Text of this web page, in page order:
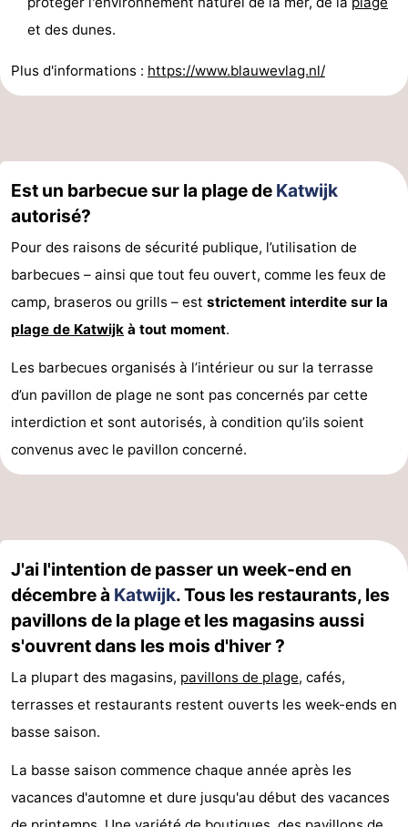
et des dunes.
Plus d'informations : https://www.blauwevlag.nl/
Est un barbecue sur la plage de Katwijk
autorisé?
Pour des raisons de sécurité publique, l’utilisation de
barbecues – ainsi que tout feu ouvert, comme les feux de
camp, braseros ou grills – est strictement interdite sur la
plage de Katwijk à tout moment.
Les barbecues organisés à l’intérieur ou sur la terrasse
d’un pavillon de plage ne sont pas concernés par cette
interdiction et sont autorisés, à condition qu’ils soient
convenus avec le pavillon concerné.
J'ai l'intention de passer un week-end en
décembre à Katwijk. Tous les restaurants, les
pavillons de la plage et les magasins aussi
s'ouvrent dans les mois d'hiver ?
La plupart des magasins, pavillons de plage, cafés,
terrasses et restaurants restent ouverts les week-ends en
basse saison.
La basse saison commence chaque année après les
vacances d'automne et dure jusqu'au début des vacances